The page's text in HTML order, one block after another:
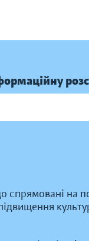
спрямовані на